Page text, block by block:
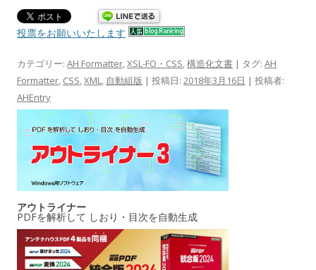
投票をお願いいたします
カテゴリー: AH Formatter,XSL-FO・CSS,構造化文書 | タグ: AH
Formatter, CSS,XML, 自動組版 | 投稿日: 2018年3月16日 | 投稿者:
AHEntry
アウトライナー
PDFを解析して しおり・目次を自動生成